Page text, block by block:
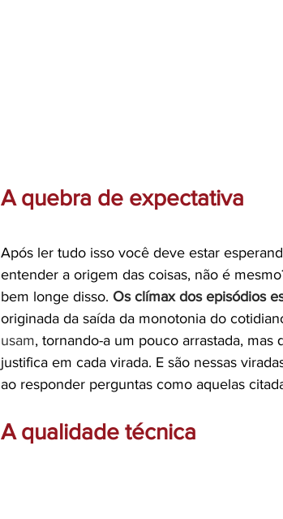
A quebra de expectativa
Após ler tudo isso você deve estar
entender a origem das coisas, não é
bem longe disso. Os clímax dos episódios
originada da saída da monotonia do
usam, tornando-a um pouco arrastada,
justifica em cada virada. E são nessas
ao responder perguntas como aquelas
A qualidade técnica